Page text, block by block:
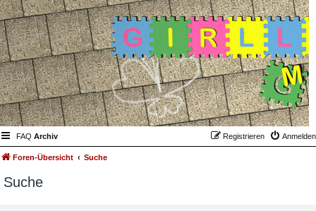
FAQ Archiv Anmelden
Registrieren
Foren-Übersicht Suche
Suche